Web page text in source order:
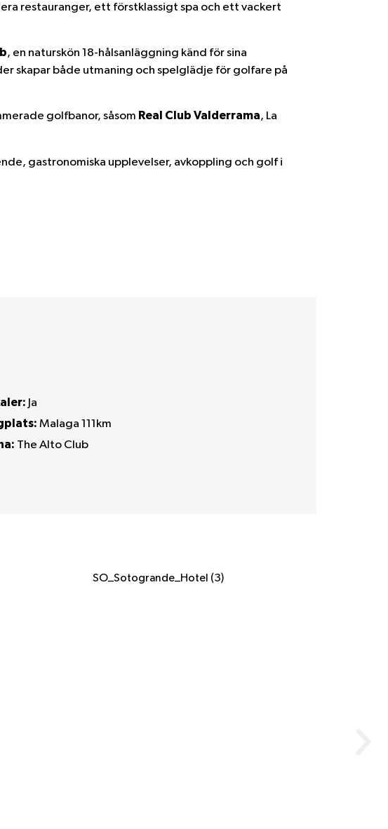
restauranger, ett förstklassigt spa och ett vackert
, en naturskön 18-hålsanläggning känd för sina
skapar både utmaning och spelglädje för golfare på
golfbanor, såsom Real Club Valderrama, La
gastronomiska upplevelser, avkoppling och golf i
Ja
Malaga 111km
The Alto Club